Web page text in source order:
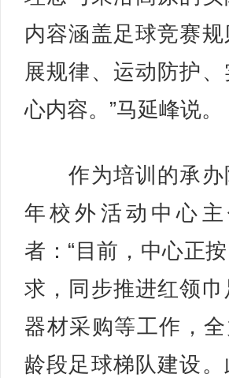
内容涵盖足球竞赛
展规律、运动防护
心内容。”马延峰说。
作为培训的承办
年校外活动中心
者：“目前，中心正
求，同步推进红领
器材采购等工作，
龄段足球梯队建设